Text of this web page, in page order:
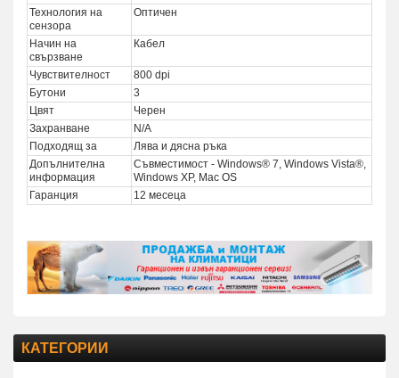
Технология на
сензора
Оптичен
Начин на
свързване
Кабел
Чувствителност
800 dpi
Бутони
3
Цвят
Черен
Захранване
N/A
Подходящ за
Лява и дясна ръка
Допълнителна
информация
Съвместимост - Windows® 7, Windows Vista®,
Windows XP, Mac OS
Гаранция
12 месеца
КАТЕГОРИИ